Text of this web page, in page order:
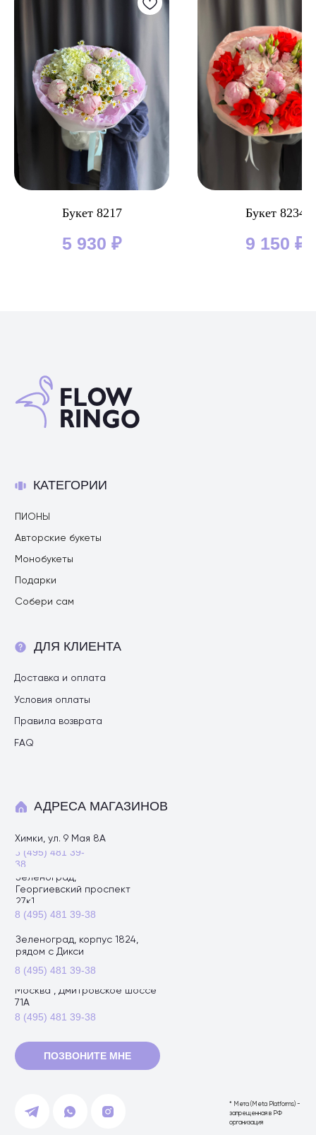
Букет 8217
5 930 ₽
Букет 8234
9 150 ₽
Собери сам
Подарки
Монобукеты
ПИОНЫ
Авторские букеты
Доставка и оплата
Условия оплаты
ДЛЯ КЛИЕНТА
FAQ
Москва , Дмитровское шоссе
71А
8 (495) 481 39-38
АДРЕСА МАГАЗИНОВ
Правила возврата
КАТЕГОРИИ
ПОЗВОНИТЕ МНЕ
* Мета (Meta Platforms) -
запрещенная в РФ
организация
8 (495) 481 39-38
Зеленоград,
Георгиевский проспект
27к1
8 (495) 481 39-38
Зеленоград, корпус 1824,
рядом с Дикси
8 (495) 481 39-
38
Химки, ул. 9 Мая 8А